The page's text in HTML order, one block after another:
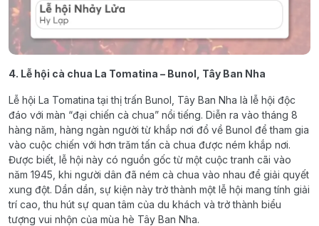
4. Lễ hội cà chua La Tomatina – Bunol, Tây Ban Nha
Lễ hội La Tomatina tại thị trấn Bunol, Tây Ban Nha là lễ hội độc
đáo với màn “đại chiến cà chua” nổi tiếng. Diễn ra vào tháng 8
hàng năm, hàng ngàn người từ khắp nơi đổ về Bunol để tham gia
vào cuộc chiến với hơn trăm tấn cà chua được ném khắp nơi.
Được biết, lễ hội này có nguồn gốc từ một cuộc tranh cãi vào
năm 1945, khi người dân đã ném cà chua vào nhau để giải quyết
xung đột. Dần dần, sự kiện này trở thành một lễ hội mang tính giải
trí cao, thu hút sự quan tâm của du khách và trở thành biểu
tượng vui nhộn của mùa hè Tây Ban Nha.